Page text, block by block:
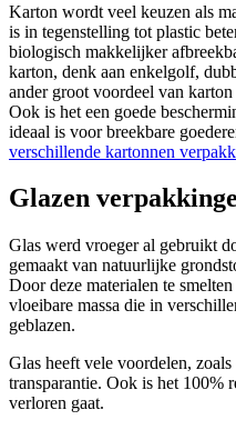
Karton wordt veel keuzen als
is in tegenstelling tot plastic
biologisch makkelijker
karton, denk aan enkelgolf,
ander groot voordeel van
Ook is het een goede
ideaal is voor breekbare
verschillende kartonnen
Glazen
Glas werd vroeger al gebruikt
gemaakt van natuurlijke
Door deze materialen te
vloeibare massa die in
geblazen.
Glas heeft vele voordelen,
transparantie. Ook is het 100%
verloren gaat.